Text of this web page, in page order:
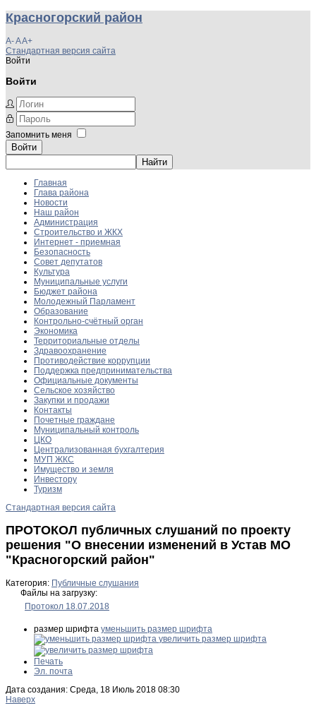
Красногорский район
A-AA+
Стандартная версия сайта
Войти
Войти
Запомнить меня
Войти
Главная
Глава района
Новости
Наш район
Администрация
Строительство и ЖКХ
Интернет - приемная
Безопасность
Совет депутатов
Культура
Муниципальные услуги
Бюджет района
Молодежный Парламент
Образование
Контрольно-счётный орган
Экономика
Территориальные отделы
Здравоохранение
Противодействие коррупции
Поддержка предпринимательства
Официальные документы
Сельское хозяйство
Закупки и продажи
Контакты
Почетные граждане
Муниципальный контроль
ЦКО
Централизованная бухгалтерия
МУП ЖКС
Имущество и земля
Инвестору
Туризм
Стандартная версия сайта
ПРОТОКОЛ публичных слушаний по проекту
решения "О внесении изменений в Устав МО
"Красногорский район"
Категория: Публичные слушания
Файлы на загрузку:
Протокол 18.07.2018
размер шрифта уменьшить размер шрифта
увеличить размер шрифта
Печать
Эл. почта
Дата создания: Среда, 18 Июль 2018 08:30
Наверх